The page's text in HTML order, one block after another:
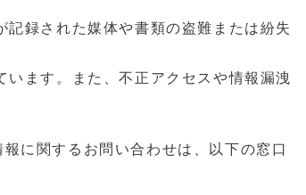
録された媒体や書類の盗難または紛失
ます。また、不正アクセスや情報漏洩
に関するお問い合わせは、以下の窓⼝